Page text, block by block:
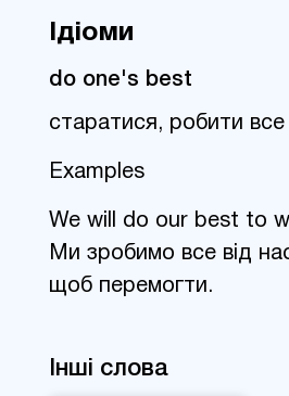
Ідіоми
do one's best
старатися, робити
Examples
We will do our best to
Ми зробимо все від
щоб перемогти.
Інші слова